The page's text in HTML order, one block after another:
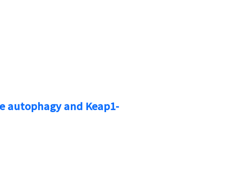
autophagy and Keap1-